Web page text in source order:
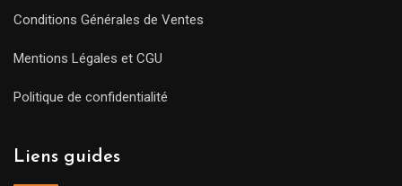
Conditions Générales de Ventes
Mentions Légales et CGU
Politique de confidentialité
Liens guides